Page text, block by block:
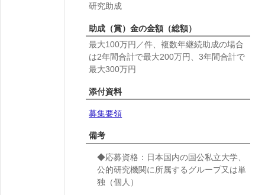
研究助成
助成（賞）金の金額（総額）
最大100万円／件、複数年継続助成の場合
は2年間合計で最大200万円、3年間合計で
最大300万円
添付資料
募集要領
備考
◆応募資格：日本国内の国公私立大学、
公的研究機関に所属するグループ又は単
独（個人）